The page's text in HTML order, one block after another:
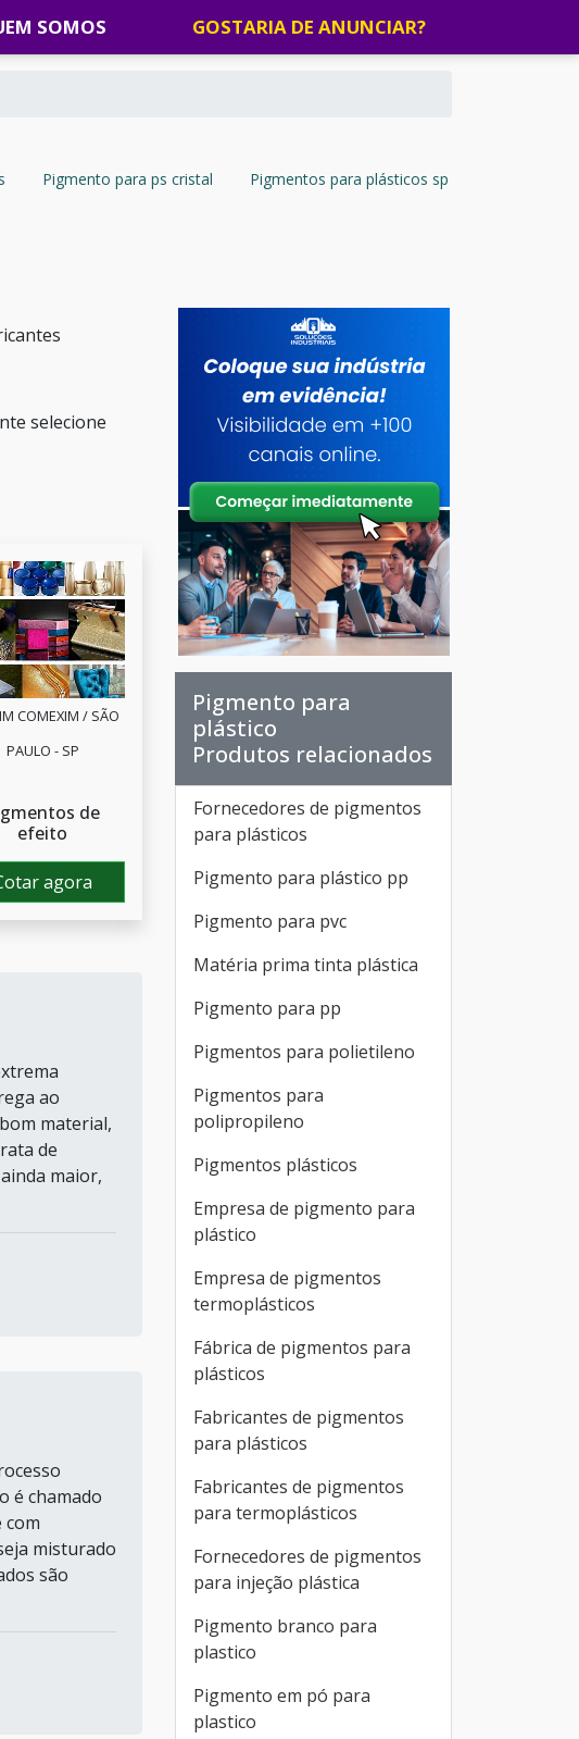
SOMOS GOSTARIA DE ANUNCIAR?
Pigmento para ps cristal Pigmentos para plásticos sp
selecione
COMEXIM / SÃO
PAULO - SP
de
efeito
agora
ao
material,
de
maior,
é chamado
com
misturado
são
Pigmento para
plástico
Produtos relacionados
Fornecedores de pigmentos
para plásticos
Pigmento para plástico pp
Pigmento para pvc
Matéria prima tinta plástica
Pigmento para pp
Pigmentos para polietileno
Pigmentos para
polipropileno
Pigmentos plásticos
Empresa de pigmento para
plástico
Empresa de pigmentos
termoplásticos
Fábrica de pigmentos para
plásticos
Fabricantes de pigmentos
para plásticos
Fabricantes de pigmentos
para termoplásticos
Fornecedores de pigmentos
para injeção plástica
Pigmento branco para
plastico
Pigmento em pó para
plastico